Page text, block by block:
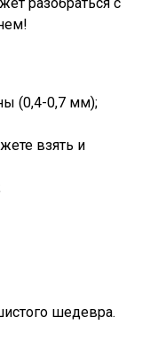
(0,4-0,7 мм);
взять и
шедевра.